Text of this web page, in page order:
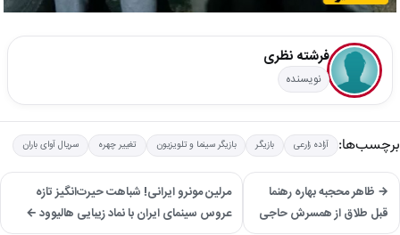
فرشته نظری
نویسنده
برچسب‌ها: آزاده زارعی بازیگر بازیگر سینما و تلویزیون تغییر چهره سریال آوای باران
→ ظاهر محجبه بهاره رهنما
قبل طلاق از همسرش حاجی
مرلین مونرو ایرانی! شباهت حیرت‌انگیز تازه
عروس سینمای ایران با نماد زیبایی هالیوود ←